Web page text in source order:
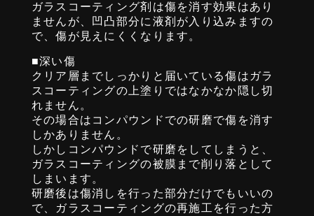
ガラスコーティング剤は傷を消す効果はあり
ませんが、凹凸部分に液剤が入り込みますの
で、傷が見えにくくなります。
■深い傷
クリア層までしっかりと届いている傷はガラ
スコーティングの上塗りではなかなか隠し切
れません。
その場合はコンパウンドでの研磨で傷を消す
しかありません。
しかしコンパウンドで研磨をしてしまうと、
ガラスコーティングの被膜まで削り落として
しまいます。
研磨後は傷消しを行った部分だけでもいいの
で、ガラスコーティングの再施工を行った方